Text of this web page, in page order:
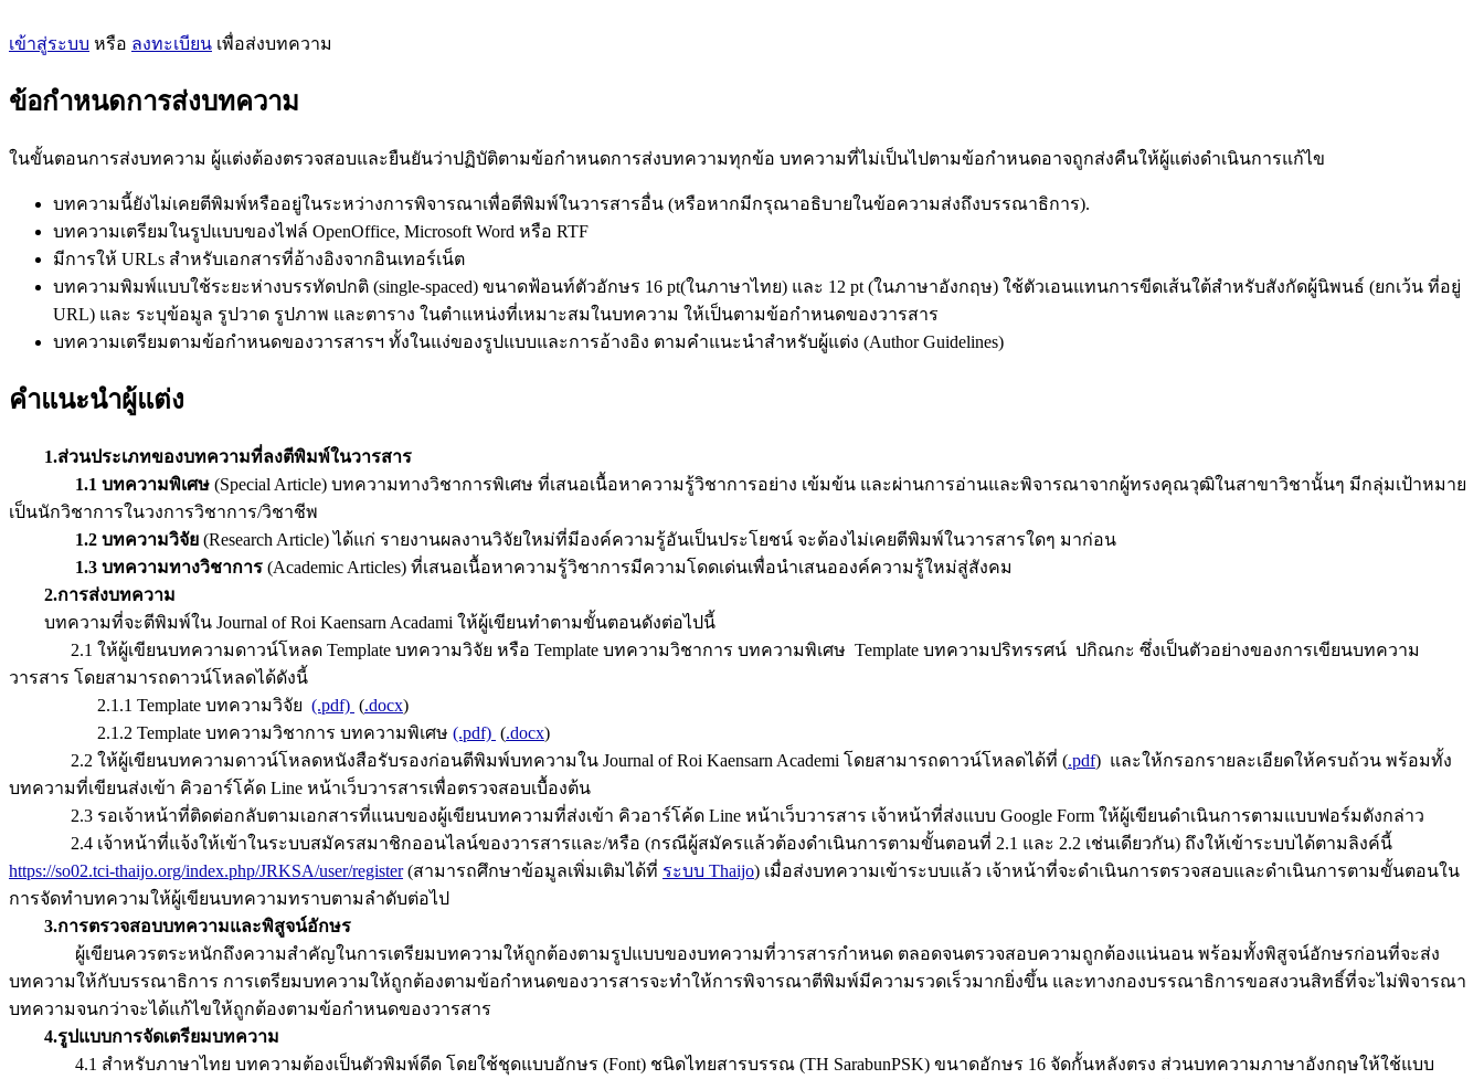
เข้าสู่ระบบ หรือ ลงทะเบียน เพื่อส่งบทความ
ข้อกำหนดการส่งบทความ
ในขั้นตอนการส่งบทความ ผู้แต่งต้องตรวจสอบและยืนยันว่าปฏิบัติตามข้อกำหนดการส่งบทความทุกข้อ บทความที่ไม่เป็นไปตามข้อกำหนดอาจถูกส่งคืนให้ผู้แต่งดำเนินการแก้ไข
บทความนี้ยังไม่เคยตีพิมพ์หรืออยู่ในระหว่างการพิจารณาเพื่อตีพิมพ์ในวารสารอื่น (หรือหากมีกรุณาอธิบายในข้อความส่งถึงบรรณาธิการ).
บทความเตรียมในรูปแบบของไฟล์ OpenOffice, Microsoft Word หรือ RTF
มีการให้ URLs สำหรับเอกสารที่อ้างอิงจากอินเทอร์เน็ต
บทความพิมพ์แบบใช้ระยะห่างบรรทัดปกติ (single-spaced) ขนาดฟ้อนท์ตัวอักษร 16 pt(ในภาษาไทย) และ 12 pt (ในภาษาอังกฤษ) ใช้ตัวเอนแทนการขีดเส้นใต้สำหรับสังกัดผู้นิพนธ์ (ยกเว้น ที่อยู่
URL) และ ระบุข้อมูล รูปวาด รูปภาพ และตาราง ในตำแหน่งที่เหมาะสมในบทความ ให้เป็นตามข้อกำหนดของวารสาร
บทความเตรียมตามข้อกำหนดของวารสารฯ ทั้งในแง่ของรูปแบบและการอ้างอิง ตามคำแนะนำสำหรับผู้แต่ง (Author Guidelines)
คำแนะนำผู้แต่ง
1.ส่วนประเภทของบทความที่ลงตีพิมพ์ในวารสาร
1.1 บทความพิเศษ (Special Article) บทความทางวิชาการพิเศษ ที่เสนอเนื้อหาความรู้วิชาการอย่าง เข้มข้น และผ่านการอ่านและพิจารณาจากผู้ทรงคุณวุฒิในสาขาวิชานั้นๆ มีกลุ่มเป้าหมาย
เป็นนักวิชาการในวงการวิชาการ/วิชาชีพ
1.2 บทความวิจัย (Research Article) ได้แก่ รายงานผลงานวิจัยใหม่ที่มีองค์ความรู้อันเป็นประโยชน์ จะต้องไม่เคยตีพิมพ์ในวารสารใดๆ มาก่อน
1.3 บทความทางวิชาการ (Academic Articles) ที่เสนอเนื้อหาความรู้วิชาการมีความโดดเด่นเพื่อนําเสนอองค์ความรู้ใหม่สู่สังคม
2.การส่งบทความ
บทความที่จะตีพิมพ์ใน Journal of Roi Kaensarn Acadami ให้ผู้เขียนทำตามขั้นตอนดังต่อไปนี้
2.1 ให้ผู้เขียนบทความดาวน์โหลด Template บทความวิจัย หรือ Template บทความวิชาการ บทความพิเศษ Template บทความปริทรรศน์ ปกิณกะ ซึ่งเป็นตัวอย่างของการเขียนบทความ
วารสาร โดยสามารถดาวน์โหลดได้ดังนี้
2.1.1 Template บทความวิจัย (.pdf) (.docx)
2.1.2 Template บทความวิชาการ บทความพิเศษ (.pdf) (.docx)
2.2 ให้ผู้เขียนบทความดาวน์โหลดหนังสือรับรองก่อนตีพิมพ์บทความใน Journal of Roi Kaensarn Academi โดยสามารถดาวน์โหลดได้ที่ (.pdf) และให้กรอกรายละเอียดให้ครบถ้วน พร้อมทั้ง
บทความที่เขียนส่งเข้า คิวอาร์โค้ด Line หน้าเว็บวารสารเพื่อตรวจสอบเบื้องต้น
2.3 รอเจ้าหน้าที่ติดต่อกลับตามเอกสารที่แนบของผู้เขียนบทความที่ส่งเข้า คิวอาร์โค้ด Line หน้าเว็บวารสาร เจ้าหน้าที่ส่งแบบ Google Form ให้ผู้เขียนดำเนินการตามแบบฟอร์มดังกล่าว
2.4 เจ้าหน้าที่แจ้งให้เข้าในระบบสมัครสมาชิกออนไลน์ของวารสารและ/หรือ (กรณีผู้สมัครแล้วต้องดำเนินการตามขั้นตอนที่ 2.1 และ 2.2 เช่นเดียวกัน) ถึงให้เข้าระบบได้ตามลิงค์นี้
https://so02.tci-thaijo.org/index.php/JRKSA/user/register(สามารถศึกษาข้อมูลเพิ่มเติมได้ที่ ระบบ Thaijo) เมื่อส่งบทความเข้าระบบแล้ว เจ้าหน้าที่จะดำเนินการตรวจสอบและดำเนินการตามขั้นตอนใน
การจัดทำบทความให้ผู้เขียนบทความทราบตามลำดับต่อไป
3.การตรวจสอบบทความและพิสูจน์อักษร
ผู้เขียนควรตระหนักถึงความสําคัญในการเตรียมบทความให้ถูกต้องตามรูปแบบของบทความที่วารสารกําหนด ตลอดจนตรวจสอบความถูกต้องแน่นอน พร้อมทั้งพิสูจน์อักษรก่อนที่จะส่ง
บทความให้กับบรรณาธิการ การเตรียมบทความให้ถูกต้องตามข้อกําหนดของวารสารจะทําให้การพิจารณาตีพิมพ์มีความรวดเร็วมากยิ่งขึ้น และทางกองบรรณาธิการขอสงวนสิทธิ์ที่จะไม่พิจารณา
บทความจนกว่าจะได้แก้ไขให้ถูกต้องตามข้อกําหนดของวารสาร
4.รูปแบบการจัดเตรียมบทความ
4.1 สำหรับภาษาไทย บทความต้องเป็นตัวพิมพ์ดีด โดยใช้ชุดแบบอักษร (Font) ชนิดไทยสารบรรณ (TH SarabunPSK) ขนาดอักษร 16 จัดกั้นหลังตรง ส่วนบทความภาษาอังกฤษให้ใช้แบบ